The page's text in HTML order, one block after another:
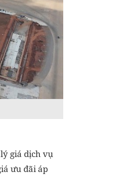
giá dịch vụ
ưu đãi áp